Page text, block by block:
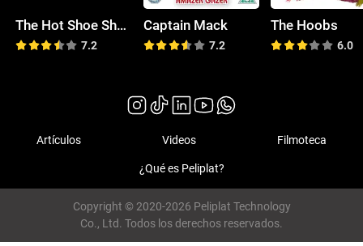
The Hot Shoe Show
7.2
Captain Mack
7.2
The Hoobs
6.0
Artículos Videos Filmoteca
¿Qué es Peliplat?
Copyright © 2020-2026 Peliplat Technology
Co., Ltd. Todos los derechos reservados.